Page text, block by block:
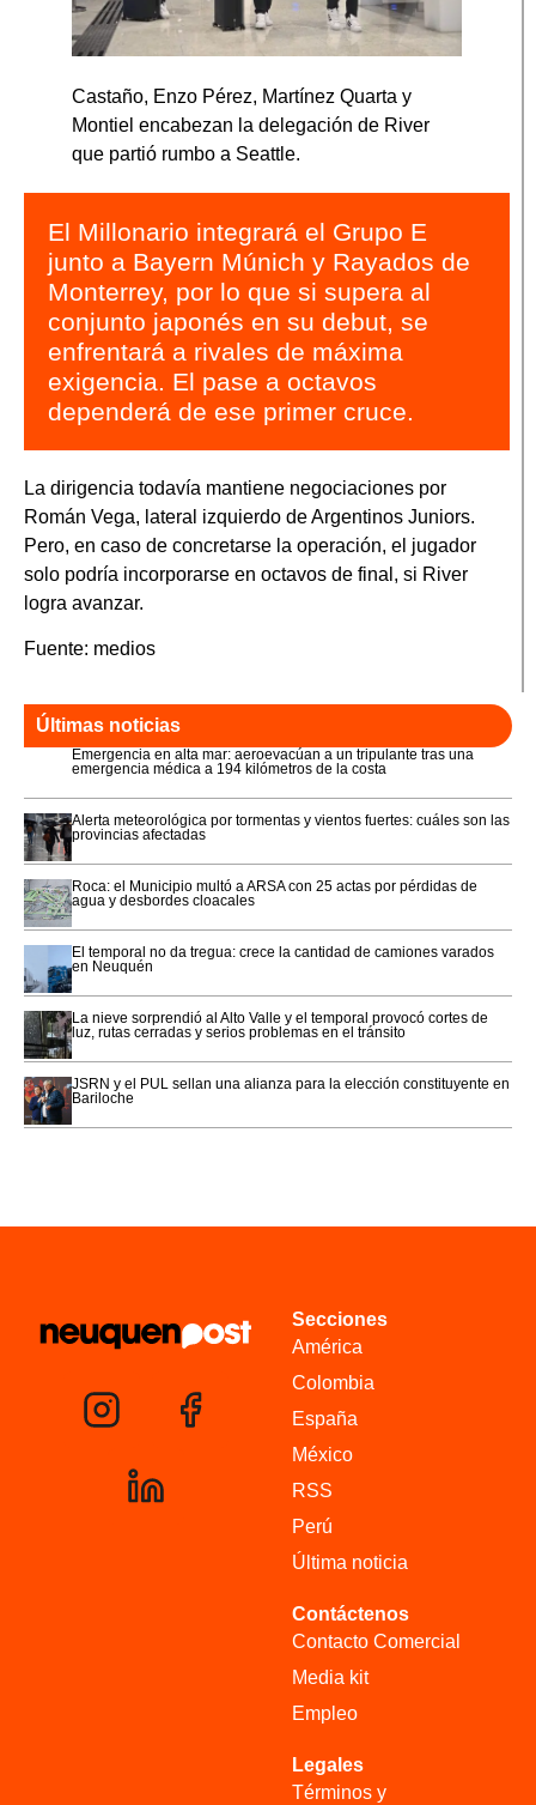
Castaño, Enzo Pérez, Martínez Quarta y
Montiel encabezan la delegación de River
que partió rumbo a Seattle.
El Millonario integrará el Grupo E
junto a Bayern Múnich y Rayados de
Monterrey, por lo que si supera al
conjunto japonés en su debut, se
enfrentará a rivales de máxima
exigencia. El pase a octavos
dependerá de ese primer cruce.
La dirigencia todavía mantiene negociaciones por
Román Vega, lateral izquierdo de Argentinos Juniors.
Pero, en caso de concretarse la operación, el jugador
solo podría incorporarse en octavos de final, si River
logra avanzar.
Fuente: medios
Últimas noticias
Emergencia en alta mar: aeroevacúan a un tripulante tras una
emergencia médica a 194 kilómetros de la costa
Alerta meteorológica por tormentas y vientos fuertes: cuáles son las
provincias afectadas
Roca: el Municipio multó a ARSA con 25 actas por pérdidas de
agua y desbordes cloacales
El temporal no da tregua: crece la cantidad de camiones varados
en Neuquén
La nieve sorprendió al Alto Valle y el temporal provocó cortes de
luz, rutas cerradas y serios problemas en el tránsito
JSRN y el PUL sellan una alianza para la elección constituyente en
Bariloche
Secciones
América
Colombia
España
México
RSS
Perú
Última noticia
Contáctenos
Contacto Comercial
Media kit
Empleo
Legales
Términos y